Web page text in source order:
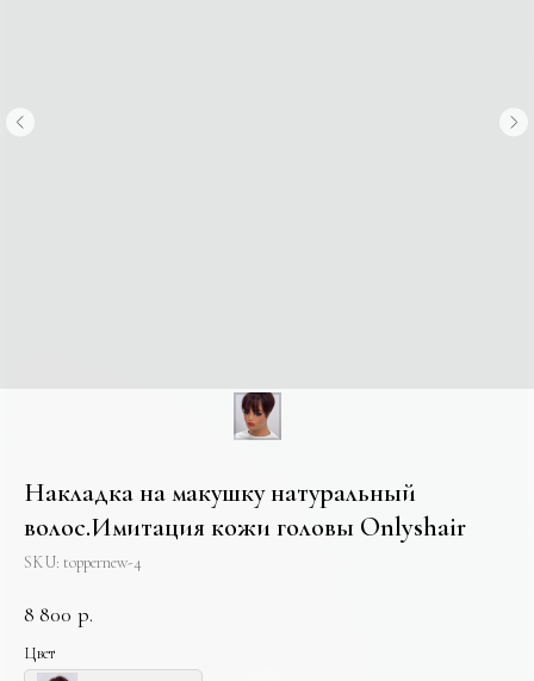
Накладка на макушку натуральный
волос.Имитация кожи головы Onlyshair
SKU: toppernew-4
8 800 р.
Цвет